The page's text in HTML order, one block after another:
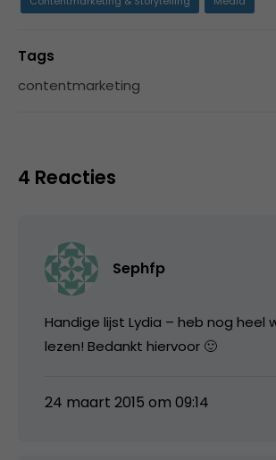
Tags
contentmarketing
4 Reacties
Sephfp
Handige lijst Lydia – heb nog heel
lezen! Bedankt hiervoor 🙂
24 maart 2015 om 09:14